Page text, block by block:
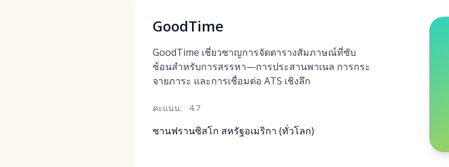
GoodTime
GoodTime เชี่ยวชาญการจัดตารางสัมภาษณ์ที่ซับ
ซ้อนสำหรับการสรรหา—การประสานพาเนล การกระ
จายภาระ และการเชื่อมต่อ ATS เชิงลึก
คะแนน: 4.7
ซานฟรานซิสโก สหรัฐอเมริกา (ทั่วโลก)